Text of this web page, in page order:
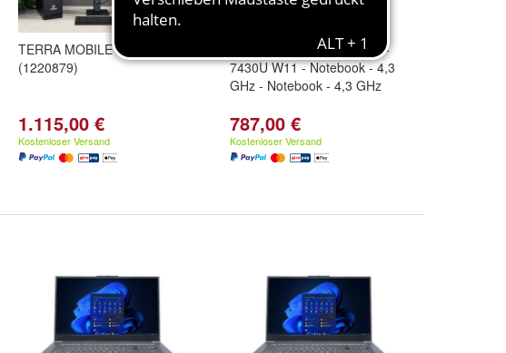
TERRA MOBILE 1552
(1220879)
1.115,00 €
Kostenloser Versand
TERRA MOBILE 1500P R5-
7430U W11 - Notebook - 4,3
GHz - Notebook - 4,3 GHz
787,00 €
Kostenloser Versand